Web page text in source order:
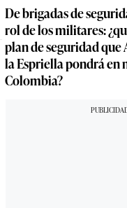
De brigadas de
rol de los militares:
plan de seguridad que
la Espriella pondrá en
Colombia?